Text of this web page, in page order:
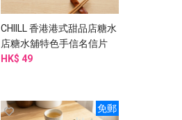
CHIILL 香港港式甜品店糖水
店糖水舖特色手信名信片
+10張防水貼紙
HK$ 49
免郵